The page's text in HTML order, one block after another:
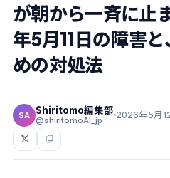
が朝から一斉に
年5月11日の障害
めの対処法
SA Shiritomo編集部
@shiritomoAI_jp 2026年5月